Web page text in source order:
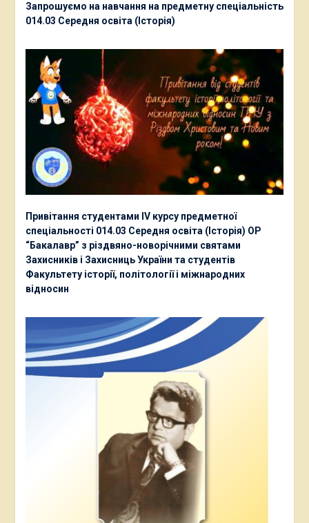
Запрошуємо на навчання на предметну спеціальність
014.03 Середня освіта (Історія)
Привітання студентами ІV курсу предметної
спеціальності 014.03 Середня освіта (Історія) ОР
“Бакалавр” з різдвяно-новорічними святами
Захисників і Захисниць України та студентів
Факультету історії, політології і міжнародних
відносин